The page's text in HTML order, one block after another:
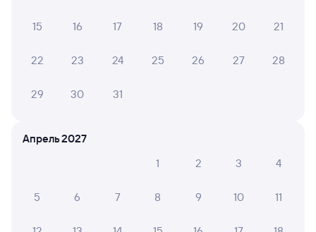
Выберите дату
из Кисловодска
03:30
ближайшие: 26, 30 сентября, 4 октября
15 16 17 18 19 20 21
22 23 24 25 26 27 28
29 30 31
Апрель 2027
1
2 3 4
5 6 7 8 9 10 11